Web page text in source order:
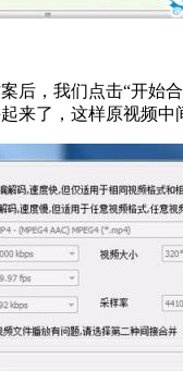
后，我们点击“开始
来了，这样原视频中